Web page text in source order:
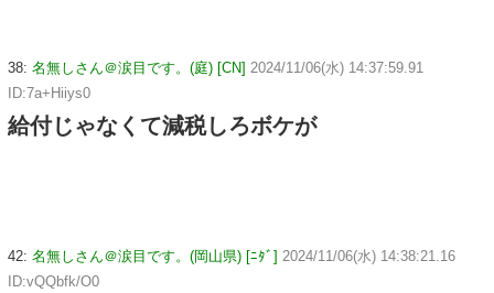
38: 名無しさん＠涙目です。(庭) [CN] 2024/11/06(水) 14:37:59.91
ID:7a+Hiiys0
給付じゃなくて減税しろボケが
42: 名無しさん＠涙目です。(岡山県) [ﾆﾀﾞ] 2024/11/06(水) 14:38:21.16
ID:vQQbfk/O0